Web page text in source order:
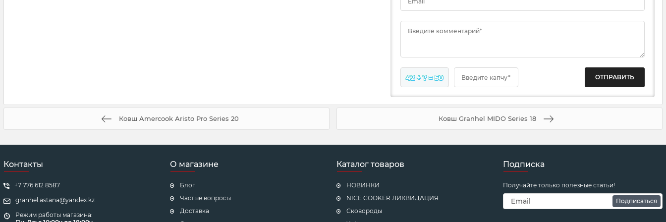
Введите комментарий*
42 + ? = 50 Введите капчу*
Ковш Amercook Aristo Pro Series 20 Ковш Granhel MIDO Series 18
Контакты
+7 776 612 8587
granhel.astana@yandex.kz
Режим работы магазина:
О магазине
Блог
Частые вопросы
Доставка
Каталог товаров
НОВИНКИ
NICE COOKER ЛИКВИДАЦИЯ
Сковороды
Подписка
Получайте только полезные статьи!
Подписаться